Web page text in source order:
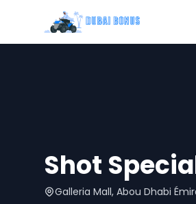
Shot
Galleria Mall, Abou Dhabi